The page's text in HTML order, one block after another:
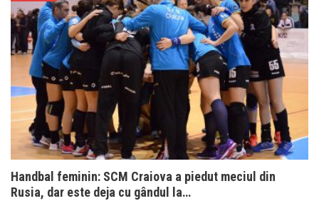
Handbal feminin: SCM Craiova a piedut meciul din
Rusia, dar este deja cu gândul la…